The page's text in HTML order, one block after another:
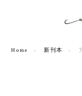
Home 新刊本